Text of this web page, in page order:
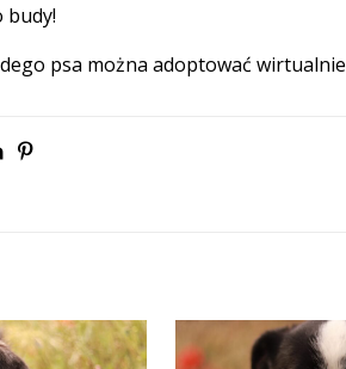
budy!
psa można adoptować wirtualnie